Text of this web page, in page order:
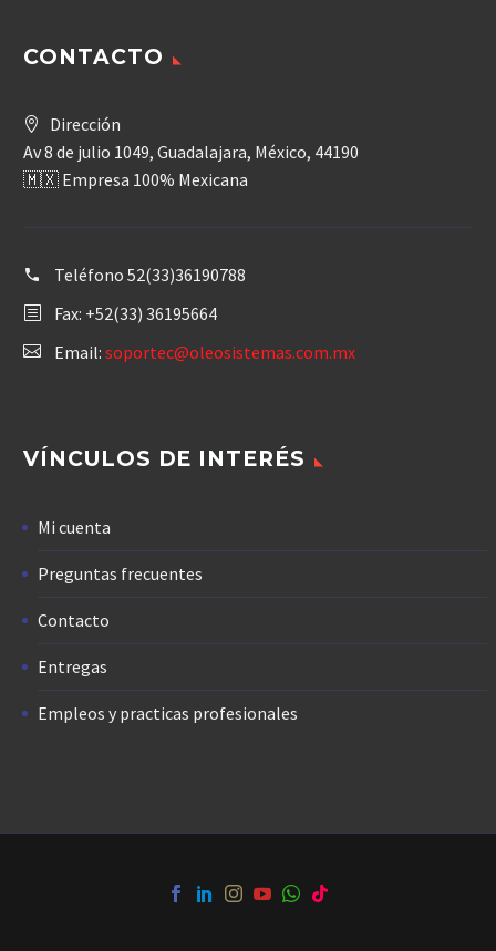
CONTACTO
Dirección
Av 8 de julio 1049, Guadalajara, México, 44190
🇲🇽 Empresa 100% Mexicana
Teléfono 52(33)36190788
Fax: +52(33) 36195664
Email: soportec@oleosistemas.com.mx
VÍNCULOS DE INTERÉS
Mi cuenta
Preguntas frecuentes
Contacto
Entregas
Empleos y practicas profesionales